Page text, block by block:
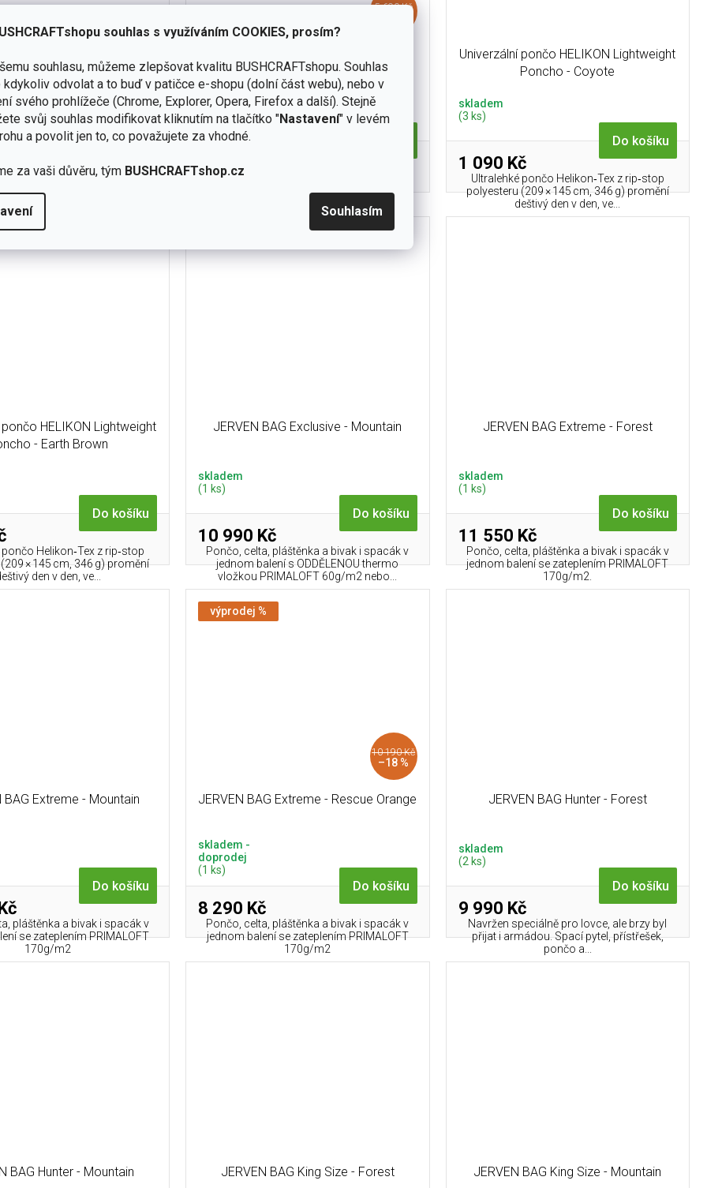
souhlas s využíváním COOKIES, prosím?
souhlasu, můžeme zlepšovat kvalitu BUSHCRAFTshopu. Souhlas
kdykoliv odvolat a to buď v patičce e-shopu (dolní část webu), nebo v
svého prohlížeče (Chrome, Explorer, Opera, Firefox a další). Stejně
svůj souhlas modifikovat kliknutím na tlačítko "Nastavení" v levém
a povolit jen to, co považujete za vhodné.
za vaši důvěru, tým BUSHCRAFTshop.cz
Souhlasím
- Multicam
Do košíku
nebo-li poncho, ze kterého
bivakovací plachta pro
plnohodnotného,...
5 690 Kč
DOVREFJELL Fjellduk Passipussi 3M
Thinsulate
skladem
(3 ks)
5 250 Kč
Pončo, celta, pláštěnka a bivak i spacák v
jednom balení se zateplením 3M
60g/m2. Testován a používán...
Univerzální pončo HELIKON Lightweight
Poncho - Coyote
skladem
(3 ks)
1 090 Kč
Do košíku
Ultralehké pončo Helikon‑Tex z rip‑stop
polyesteru (209 × 145 cm, 346 g) promění
deštivý den v den, ve...
HELIKON Lightweight
- Earth Brown
Do košíku
Helikon‑Tex z rip‑stop
× 145 cm, 346 g) promění
den v den, ve...
JERVEN BAG Exclusive - Mountain
skladem
(1 ks)
10 990 Kč
Do košíku
Pončo, celta, pláštěnka a bivak i spacák v
jednom balení s ODDĚLENOU thermo
vložkou PRIMALOFT 60g/m2 nebo...
JERVEN BAG Extreme - Forest
skladem
(1 ks)
11 550 Kč
Do košíku
Pončo, celta, pláštěnka a bivak i spacák v
jednom balení se zateplením PRIMALOFT
170g/m2.
BAG Extreme - Mountain
Do košíku
pláštěnka a bivak i spacák v
se zateplením PRIMALOFT
170g/m2
výprodej %
10 190 Kč
–18 %
JERVEN BAG Extreme - Rescue Orange
skladem -
doprodej
(1 ks)
8 290 Kč
Do košíku
Pončo, celta, pláštěnka a bivak i spacák v
jednom balení se zateplením PRIMALOFT
170g/m2
JERVEN BAG Hunter - Forest
skladem
(2 ks)
9 990 Kč
Do košíku
Navržen speciálně pro lovce, ale brzy byl
přijat i armádou. Spací pytel, přístřešek,
pončo a...
BAG Hunter - Mountain JERVEN BAG King Size - Forest JERVEN BAG King Size - Mountain